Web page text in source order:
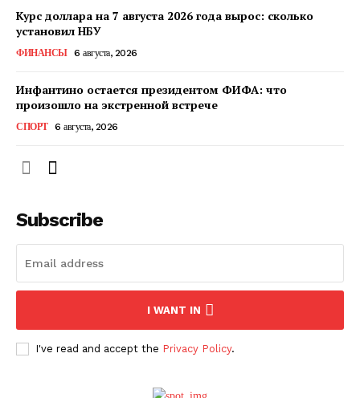
ПОДПИСАТЬСЯ СЕЙЧАС
Отказ от ответственности
Курс доллара на 7 августа 2026 года вырос: сколько
установил НБУ
ФИНАНСЫ 6 августа, 2026
Инфантино остается президентом ФИФА: что
произошло на экстренной встрече
СПОРТ 6 августа, 2026
Subscribe
I WANT IN
I've read and accept the Privacy Policy.